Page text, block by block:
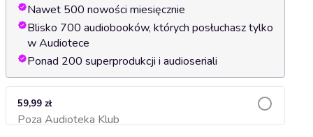
Nawet 500 nowości miesięcznie
Blisko 700 audiobooków, których posłuchasz tylko
w Audiotece
Ponad 200 superprodukcji i audioseriali
59,99 zł
Poza Audioteka KlubDodaj do koszyka